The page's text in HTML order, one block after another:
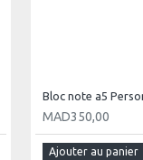
MAD350,00
Ajouter au panier